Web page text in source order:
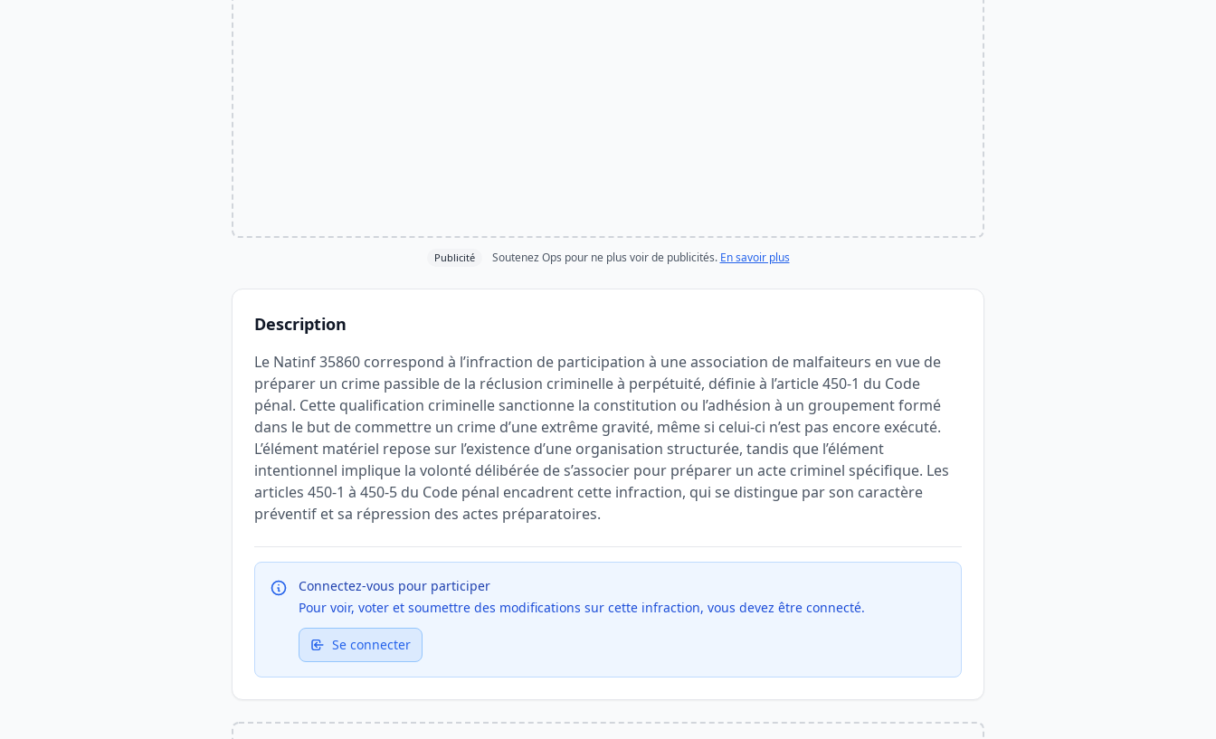
Publicité Soutenez Ops pour ne plus voir de publicités. En savoir plus
Description
Le Natinf 35860 correspond à l’infraction de participation à une association de malfaiteurs en vue de
préparer un crime passible de la réclusion criminelle à perpétuité, définie à l’article 450-1 du Code
pénal. Cette qualification criminelle sanctionne la constitution ou l’adhésion à un groupement formé
dans le but de commettre un crime d’une extrême gravité, même si celui-ci n’est pas encore exécuté.
L’élément matériel repose sur l’existence d’une organisation structurée, tandis que l’élément
intentionnel implique la volonté délibérée de s’associer pour préparer un acte criminel spécifique. Les
articles 450-1 à 450-5 du Code pénal encadrent cette infraction, qui se distingue par son caractère
préventif et sa répression des actes préparatoires.
Connectez-vous pour participer
Pour voir, voter et soumettre des modifications sur cette infraction, vous devez être connecté.
Se connecter